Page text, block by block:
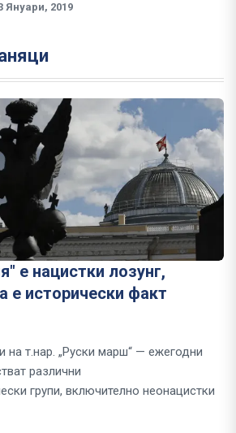
Януари, 2019
е нацистки лозунг,
е исторически факт
на т.нар. „Руски марш“ — ежегодни
различни
групи, включително неонацистки